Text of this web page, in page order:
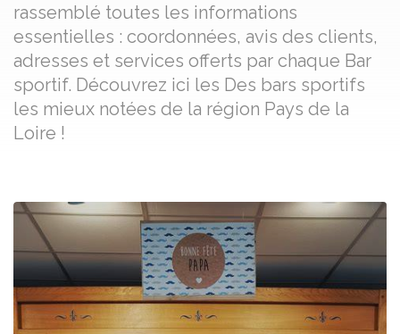
rassemblé toutes les informations
essentielles : coordonnées, avis des clients,
adresses et services offerts par chaque Bar
sportif. Découvrez ici les Des bars sportifs
les mieux notées de la région Pays de la
Loire !